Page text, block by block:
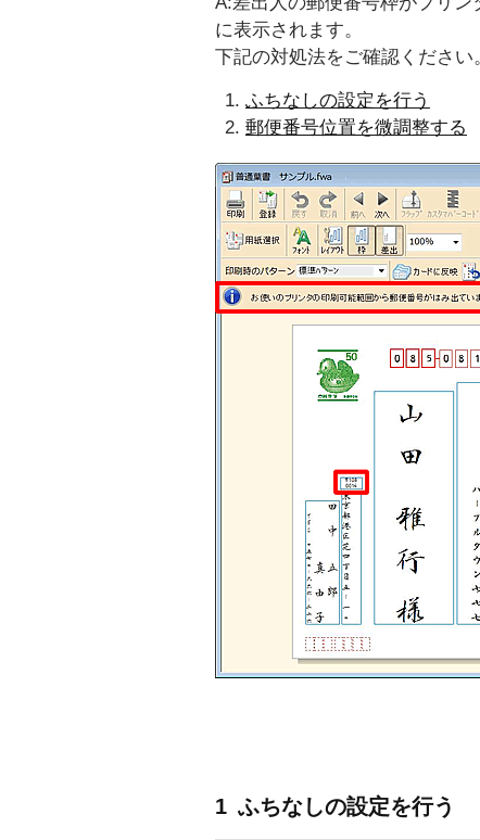
に表示されます。
下記の対処法をご確認ください
ふちなしの設定を行う
郵便番号位置を微調整する
1 ふちなしの設定を行う